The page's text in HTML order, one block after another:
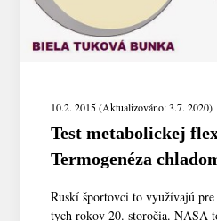
10.2. 2015 (Aktualizováno: 3.7. 2020)
Test metabolickej
Termogenéza
Ruskí športovci to využívajú
tych rokov 20. storočia. NASA